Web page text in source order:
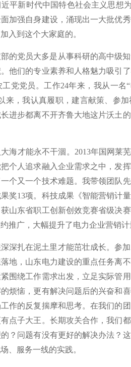
平新时代中国特色社会主义思想
加强自身建设，涌现出一大批优
入到这个大家庭的。
的党员大多是从事科研的高中级
他们的专业素养和人格魅力吸引
党党员。工作24年来，我从一名
来，我认真履职，建言献策、参
进步都离不开齐鲁大地这片沃土
海才能永不干涸。2013年国网莱
个人追求融入企业需求之中，发
个又一个技术难题。我带领团队
奖13项。科技成果《智能营销计
山东省职工创新创效竞赛省级决
推广，大幅提升了电力企业营销
深扎在泥土里才能茁壮成长。参
地，山东电力建设的重点任务离
围绕工作需求出发，立足实际管
烦恼，更有解决问题后的兴奋和
作的反复揣摩和思考。在我们的
点子大王。长期攻关合作，我们
？问题有没有更好的解决办法？
、服务一线的实践。